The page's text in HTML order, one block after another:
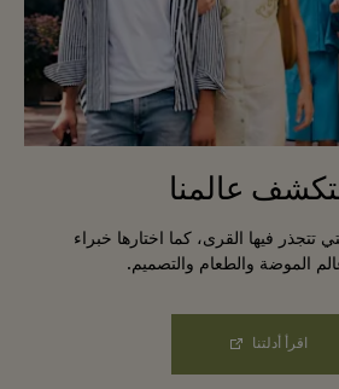
عالمنا
تتجذر فيها القرى، كما اختارها خبراء
الموضة والطعام والتصميم.
اقرأ أدلتنا